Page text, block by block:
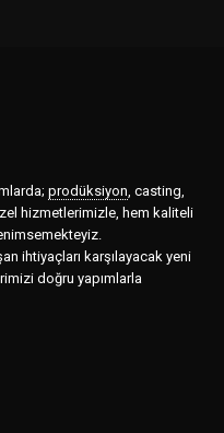
prodüksiyon, casting,
hizmetlerimizle, hem kaliteli
ihtiyaçları karşılayacak yeni
doğru yapımlarla